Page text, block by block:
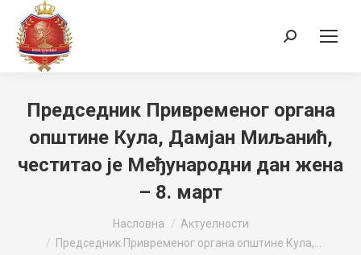
Search:
Председник Привременог органа
општине Кула, Дамјан Миљанић,
честитао је Међународни дан жена
– 8. март
Насловна
Актуелности
Председник Привременог органа општине Кула,…